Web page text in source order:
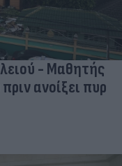
- Μαθητής
ανοίξει πυρ